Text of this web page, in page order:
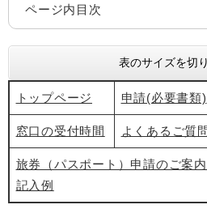
ページ内目次
表のサイズを切
トップページ 申請(必要書類)
窓口の受付時間 よくあるご質問
旅券（パスポート）申請のご案
記入例